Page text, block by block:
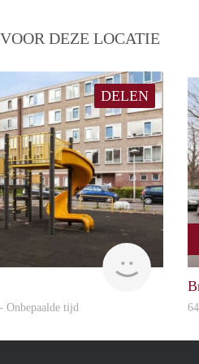
DEZE LOCATIE
DELEN
Onbepaalde tijd